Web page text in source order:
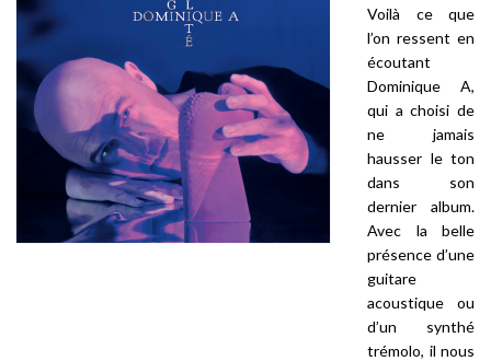
Voilà ce que
l’on ressent en
écoutant
Dominique A,
qui a choisi de
ne jamais
hausser le ton
dans son
dernier album.
Avec la belle
présence d’une
guitare
acoustique ou
d’un synthé
trémolo, il nous